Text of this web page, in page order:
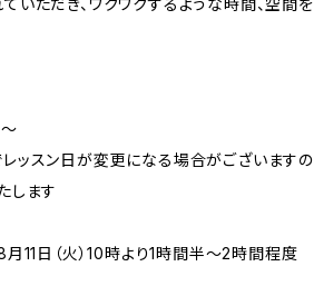
いただき、ワクワクするような時間、空間を
ッスン日が変更になる場合がございますの
します
11日（火）10時より1時間半～2時間程度